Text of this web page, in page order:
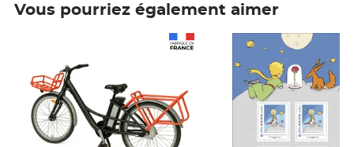
Vous pourriez également aimer
Prix 6,25€ HT